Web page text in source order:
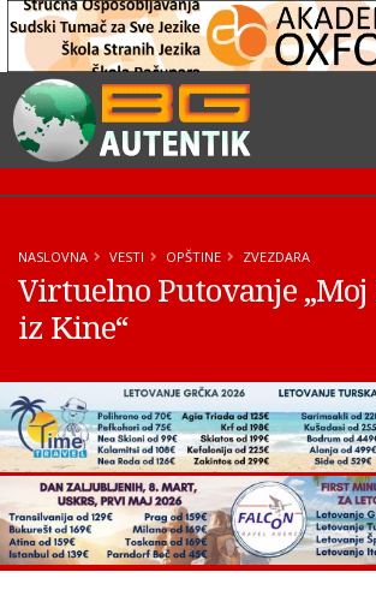
NASLOVNA VESTI OPŠTINE ZVEZDARA
Virtuelno Putovanje
iz Kine“